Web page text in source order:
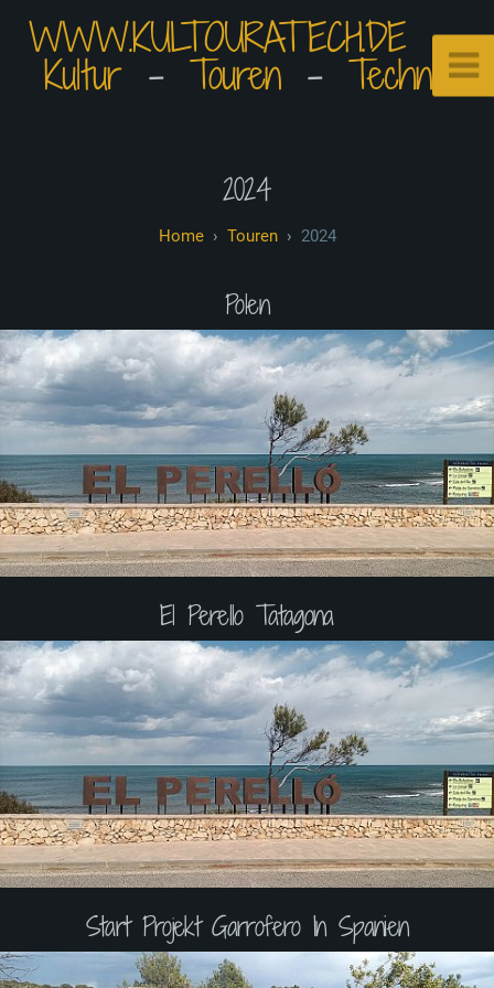
WWW.KULTOURATECH.DE⠀•⠀
Kultur⠀-⠀ Touren⠀-⠀Technik
2024
Touren 2024
Polen
El Perello Tatagona
Start Projekt Garrofero In Spanien